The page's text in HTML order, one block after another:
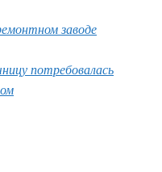
заводе
потребовалась